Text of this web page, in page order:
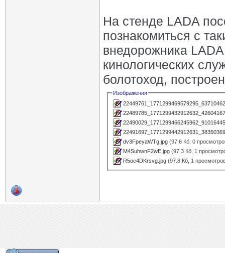
На стенде LADA
познакомиться с
внедорожника
кинологических
болотоход,
Изображения
dv3FpeyaWTg.jpg (97.6 Кб, 0
M4SuhwnF2wE.jpg (97.3 Кб, 1
R5oc4DKrsvg.jpg (97.8 Кб, 1